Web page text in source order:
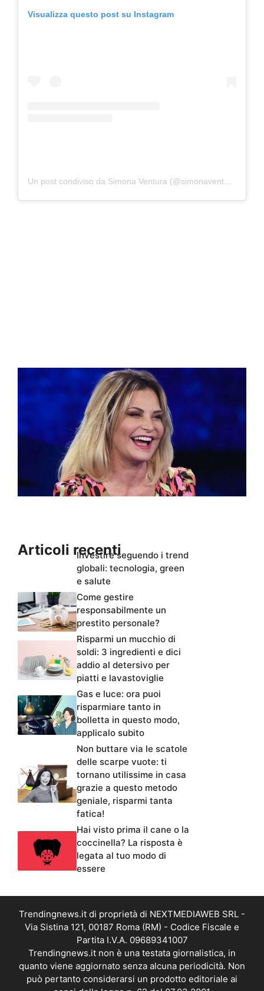
Visualizza questo post su Instagram
Un post condiviso da Simona Ventura (@simonaventura)
Articoli recentiInvestire seguendo i trend
globali: tecnologia, green
e salute
Come gestire
responsabilmente un
prestito personale?
Risparmi un mucchio di
soldi: 3 ingredienti e dici
addio al detersivo per
piatti e lavastoviglie
Gas e luce: ora puoi
risparmiare tanto in
bolletta in questo modo,
applicalo subito
Non buttare via le scatole
delle scarpe vuote: ti
tornano utilissime in casa
grazie a questo metodo
geniale, risparmi tanta
fatica!
Hai visto prima il cane o la
coccinella? La risposta è
legata al tuo modo di
essere
Trendingnews.it di proprietà di NEXTMEDIAWEB SRL -
Via Sistina 121, 00187 Roma (RM) - Codice Fiscale e
Partita I.V.A. 09689341007
Trendingnews.it non è una testata giornalistica, in
quanto viene aggiornato senza alcuna periodicità. Non
può pertanto considerarsi un prodotto editoriale ai